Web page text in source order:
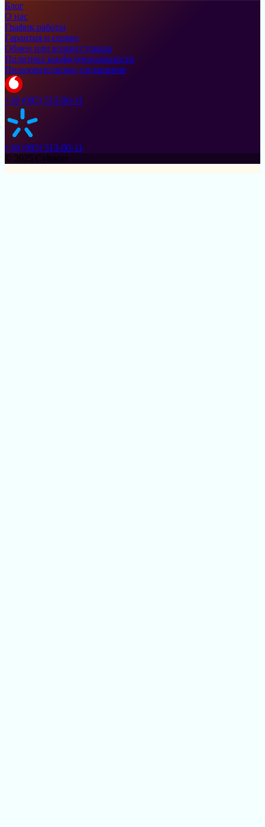
Блог
О нас
График работы
Гарантия и сервис
Обмен или возврат товара
Политика конфиденциальности
Пользовательское соглашение
+38 (095) 513-00-11
+38 (093) 513-00-11
© 2025 Cylinder